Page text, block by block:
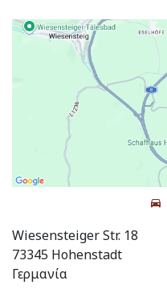
Wiesensteiger Str. 18
73345 Hohenstadt
Γερμανία